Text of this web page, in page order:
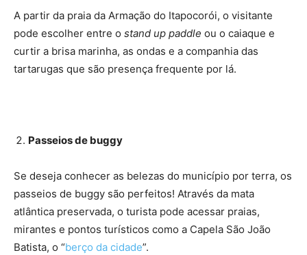
A partir da praia da Armação do Itapocorói, o visitante
pode escolher entre o stand up paddle ou o caiaque e
curtir a brisa marinha, as ondas e a companhia das
tartarugas que são presença frequente por lá.
Passeios de buggy
Se deseja conhecer as belezas do município por terra, os
passeios de buggy são perfeitos! Através da mata
atlântica preservada, o turista pode acessar praias,
mirantes e pontos turísticos como a Capela São João
Batista, o “berço da cidade”.